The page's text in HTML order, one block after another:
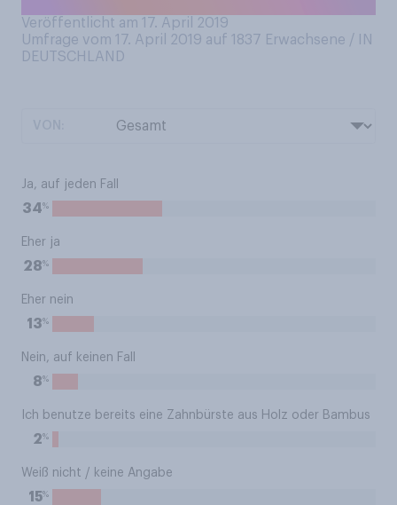
Veröffentlicht am 17. April 2019
Umfrage vom 17. April 2019 auf 1837 Erwachsene / IN
DEUTSCHLAND
Ja, auf jeden Fall
34%
Eher ja
28%
Eher nein
13%
Nein, auf keinen Fall
8%
Ich benutze bereits eine Zahnbürste aus Holz oder Bambus
2%
Weiß nicht / keine Angabe
15%